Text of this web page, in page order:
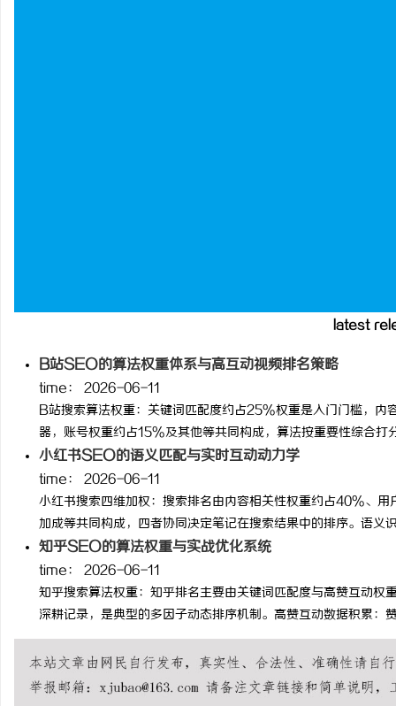
latest
B站SEO的算法权重体系与高互动视频排名策略
time：
2026-06-11
B站搜索算法权重：关键词匹配度约占25%权重是入门门槛，
器，账号权重约占15%及其他等共同构成，算法按重要性综合打
小红书SEO的语义匹配与实时互动动力学
time：
2026-06-11
小红书搜索四维加权：搜索排名由内容相关性权重约占40%、
加成等共同构成，四者协同决定笔记在搜索结果中的排序。语义
知乎SEO的算法权重与实战优化系统
time：
2026-06-11
知乎搜索算法权重：知乎排名主要由关键词匹配度与高赞互动权
深耕记录，是典型的多因子动态排序机制。高赞互动数据积累：